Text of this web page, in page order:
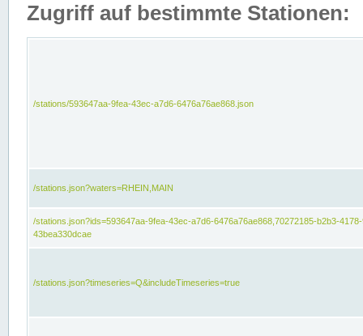
Zugriff auf bestimmte Stationen:
/stations/593647aa-9fea-43ec-a7d6-6476a76ae868.json
/stations.json?waters=RHEIN,MAIN
/stations.json?ids=593647aa-9fea-43ec-a7d6-6476a76ae868,70272185-b2b3-
43bea330dcae
/stations.json?timeseries=Q&includeTimeseries=true